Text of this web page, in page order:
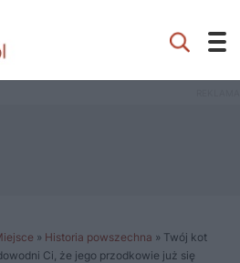
» Historia powszechna » Twój kot
Ci, że jego przodkowie już się